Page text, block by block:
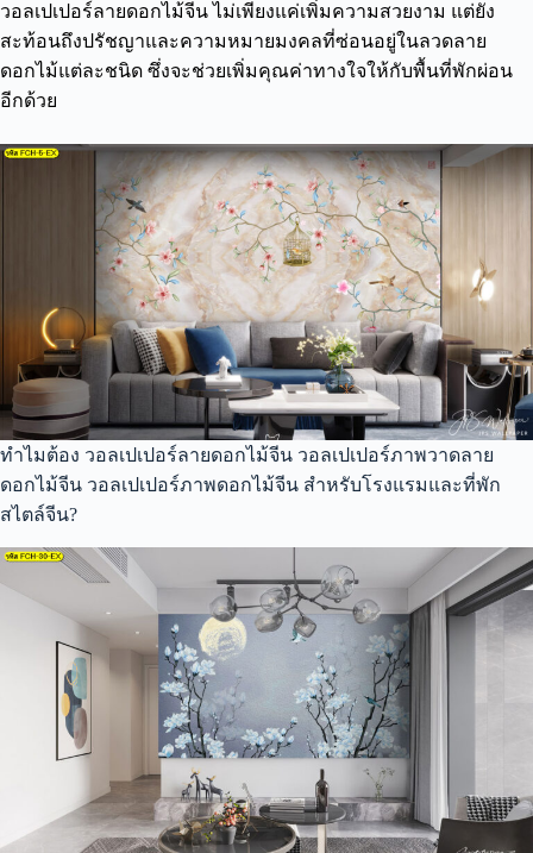
วอลเปเปอร์ลายดอกไม้จีน ไม่เพียงแค่เพิ่มความสวยงาม แต่ยัง
สะท้อนถึงปรัชญาและความหมายมงคลที่ซ่อนอยู่ในลวดลาย
ดอกไม้แต่ละชนิด ซึ่งจะช่วยเพิ่มคุณค่าทางใจให้กับพื้นที่พักผ่อน
อีกด้วย
ทำไมต้อง วอลเปเปอร์ลายดอกไม้จีน วอลเปเปอร์ภาพวาดลาย
ดอกไม้จีน วอลเปเปอร์ภาพดอกไม้จีน สำหรับโรงแรมและที่พัก
สไตล์จีน?